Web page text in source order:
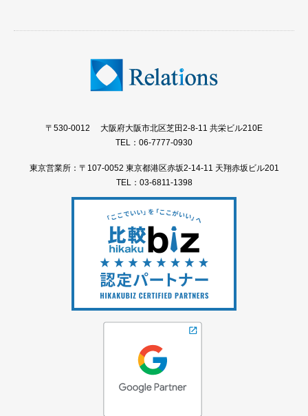
〒530-0012 大阪府大阪市北区芝田2-8-11 共栄ビル210E
TEL：06-7777-0930
東京営業所：〒107-0052 東京都港区赤坂2-14-11 天翔赤坂ビル201
TEL：03-6811-1398